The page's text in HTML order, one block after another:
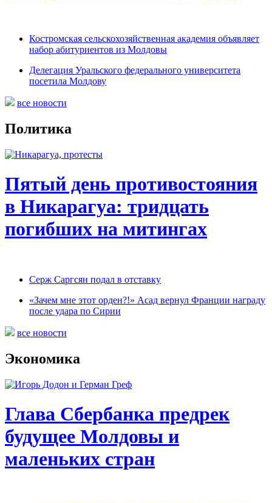
Костромская сельскохозяйственная академия объявляет
набор абитуриентов из Молдовы
Делегация Уральского федерального университета
посетила Молдову
все новости
Политика
Пятый день противостояния
в Никарагуа: тридцать
погибших на митингах
Серж Саргсян подал в отставку
«Зачем мне этот орден?!» Асад вернул Франции награду
после удара по Сирии
все новости
Экономика
Глава Сбербанка предрек
будущее Молдовы и
маленьких стран